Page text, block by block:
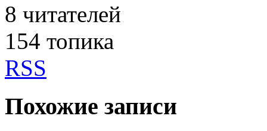
8 читателей
154 топика
RSS
Похожие записи